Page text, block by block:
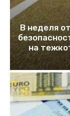
В неделя
на